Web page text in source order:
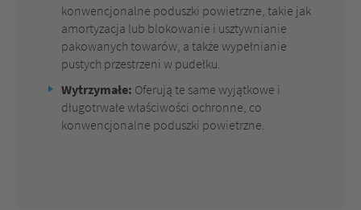
konwencjonalne poduszki powietrzne, takie jak
amortyzacja lub blokowanie i usztywnianie
pakowanych towarów, a także wypełnianie
pustych przestrzeni w pudełku.
Wytrzymałe: Oferują te same wyjątkowe i
długotrwałe właściwości ochronne, co
konwencjonalne poduszki powietrzne.